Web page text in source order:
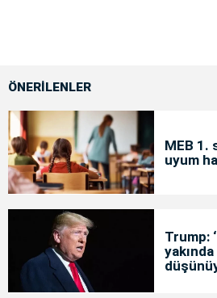
ÖNERİLENLER
MEB 1.
uyum
Trump: